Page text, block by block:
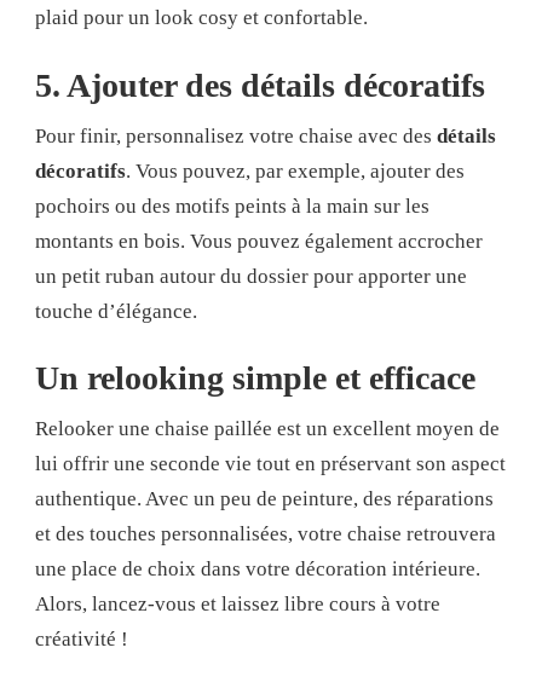
plaid pour un look cosy et confortable.
5. Ajouter des détails décoratifs
Pour finir, personnalisez votre chaise avec des détails
décoratifs. Vous pouvez, par exemple, ajouter des
pochoirs ou des motifs peints à la main sur les
montants en bois. Vous pouvez également accrocher
un petit ruban autour du dossier pour apporter une
touche d’élégance.
Un relooking simple et efficace
Relooker une chaise paillée est un excellent moyen de
lui offrir une seconde vie tout en préservant son aspect
authentique. Avec un peu de peinture, des réparations
et des touches personnalisées, votre chaise retrouvera
une place de choix dans votre décoration intérieure.
Alors, lancez-vous et laissez libre cours à votre
créativité !